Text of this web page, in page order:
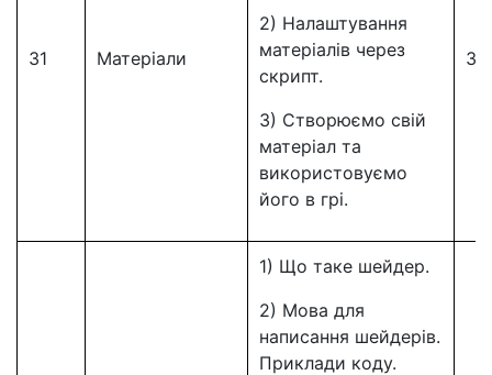
31 Матеріали
2) Налаштування
матеріалів через
скрипт.
3) Створюємо свій
матеріал та
використовуємо
його в грі.
31
1) Що таке шейдер.
2) Мова для
написання шейдерів.
Приклади коду.